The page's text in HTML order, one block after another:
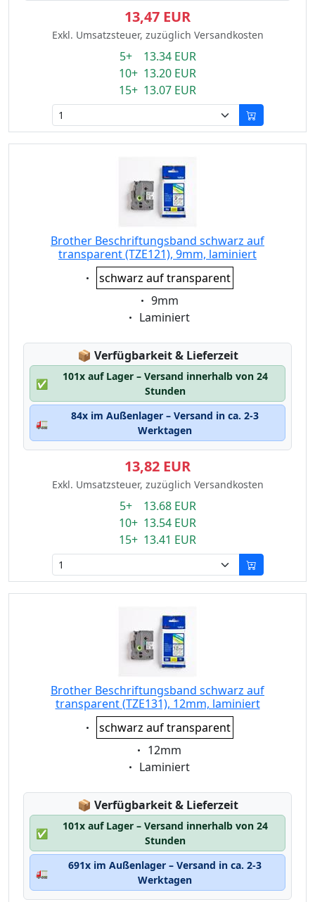
13,47 EUR
Exkl. Umsatzsteuer, zuzüglich Versandkosten
5+ 13.34 EUR
10+ 13.20 EUR
15+ 13.07 EUR
Brother Beschriftungsband schwarz auf
transparent (TZE121), 9mm, laminiert
Eigenschaft:
schwarz auf transparent
Eigenschaft:
9mm
Eigenschaft:
Laminiert
📦 Lagerstatus:
Verfügbarkeit & Lieferzeit
✅
101x auf Lager – Versand innerhalb von 24
Stunden
🚛
84x im Außenlager – Versand in ca. 2-3
Werktagen
13,82 EUR
Exkl. Umsatzsteuer, zuzüglich Versandkosten
5+ 13.68 EUR
10+ 13.54 EUR
15+ 13.41 EUR
Brother Beschriftungsband schwarz auf
transparent (TZE131), 12mm, laminiert
Eigenschaft:
schwarz auf transparent
Eigenschaft:
12mm
Eigenschaft:
Laminiert
📦 Lagerstatus:
Verfügbarkeit & Lieferzeit
✅
101x auf Lager – Versand innerhalb von 24
Stunden
🚛
691x im Außenlager – Versand in ca. 2-3
Werktagen